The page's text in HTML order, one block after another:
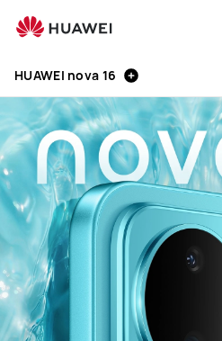
nova
HUAWEI nova 16